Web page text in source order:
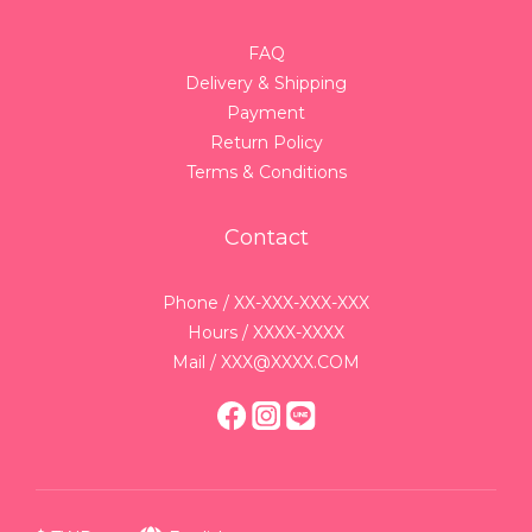
FAQ
Delivery & Shipping
Payment
Return Policy
Terms & Conditions
Contact
Phone / XX-XXX-XXX-XXX
Hours / XXXX-XXXX
Mail / XXX@XXXX.COM